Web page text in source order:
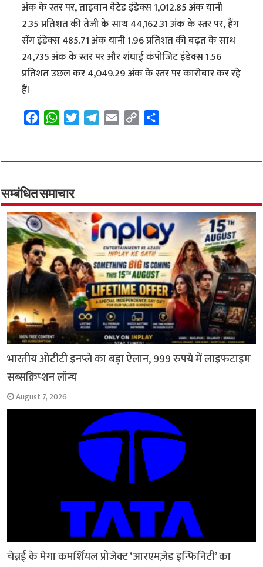
अंक के स्तर पर, ताइवान वेटेड इंडेक्स 1,012.85 अंक यानी
2.35 प्रतिशत की तेजी के साथ 44,162.31 अंक के स्तर पर, हैंग
सेंग इंडेक्स 485.71 अंक यानी 1.96 प्रतिशत की बढ़त के साथ
24,735 अंक के स्तर पर और शंघाई कंपोजिट इंडेक्स 1.56
प्रतिशत उछल कर 4,049.29 अंक के स्तर पर कारोबार कर रहे
हैं।
F
e
o
o
k
W
t
A
p
p
T
t
r
T
e
a
m
E
i
C
y
n
k
r
सम्बंधित समाचार
भारतीय ओटीटी इनप्ले का बड़ा ऐलान, 999 रुपये में लाइफटाइम
सब्सक्रिप्शन लॉन्च
August 7, 2026
चेन्नई के मेगा कमर्शियल प्रोजेक्ट ‘आरएमज़ेड इन्फिनिटी’ का